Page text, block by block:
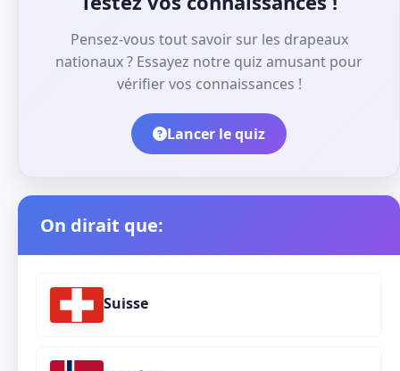
Pensez-vous tout savoir sur les drapeaux
nationaux ? Essayez notre quiz amusant pour
vérifier vos connaissances !
Lancer le quiz
On dirait que:
Suisse